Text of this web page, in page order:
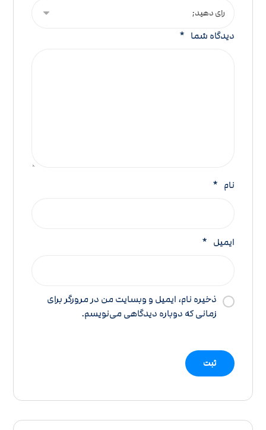
دیدگاه شما *
نام *
ایمیل *
ذخیره نام، ایمیل و وبسایت من در مرورگر برای
زمانی که دوباره دیدگاهی می‌نویسم.